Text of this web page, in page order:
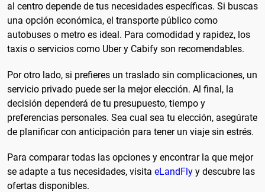
al centro depende de tus necesidades específicas. Si buscas
una opción económica, el transporte público como
autobuses o metro es ideal. Para comodidad y rapidez, los
taxis o servicios como Uber y Cabify son recomendables.
Por otro lado, si prefieres un traslado sin complicaciones, un
servicio privado puede ser la mejor elección. Al final, la
decisión dependerá de tu presupuesto, tiempo y
preferencias personales. Sea cual sea tu elección, asegúrate
de planificar con anticipación para tener un viaje sin estrés.
Para comparar todas las opciones y encontrar la que mejor
se adapte a tus necesidades, visita eLandFly y descubre las
ofertas disponibles.